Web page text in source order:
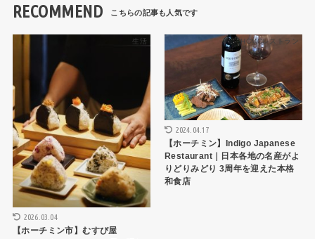
RECOMMEND
生活
2026.03.04
【ホーチミン市】むすび屋
HCMCレストラン
2024.04.17
【ホーチミン】Indigo Japanese
Restaurant｜日本各地の名産がよ
りどりみどり 3周年を迎えた本格
和食店